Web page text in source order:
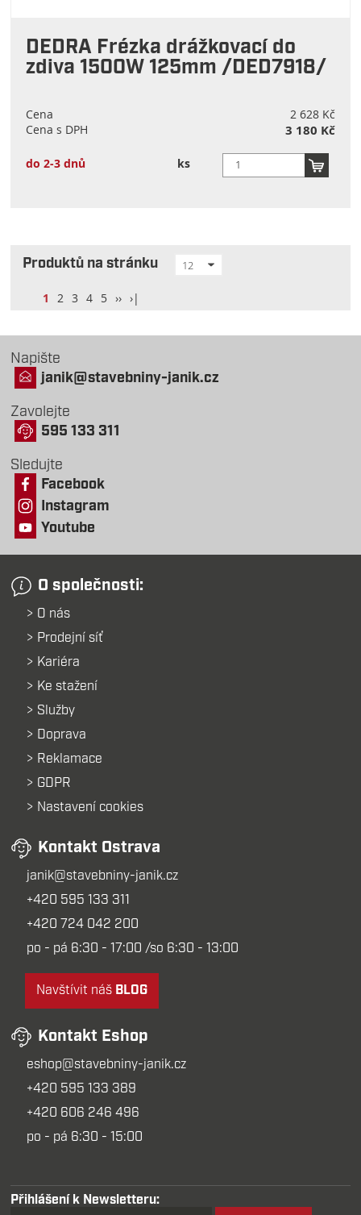
DEDRA Frézka drážkovací do
zdiva 1500W 125mm /DED7918/
Cena
2 628 Kč
Cena s DPH
3 180 Kč
do 2-3 dnů ks
Produktů na stránku 12
1 2 3 4 5 ›› ›|
Napište
janik@stavebniny-janik.cz
Zavolejte
595 133 311
Sledujte
Facebook
Instagram
Youtube
O společnosti:
O nás
Prodejní síť
Kariéra
Ke stažení
Služby
Doprava
Reklamace
GDPR
Nastavení cookies
Kontakt Ostrava
janik@stavebniny-janik.cz
+420 595 133 311
+420 724 042 200
po - pá 6:30 - 17:00 /so 6:30 - 13:00
Navštívit náš BLOG
Kontakt Eshop
eshop@stavebniny-janik.cz
+420 595 133 389
+420 606 246 496
po - pá 6:30 - 15:00
Přihlášení k Newsletteru: